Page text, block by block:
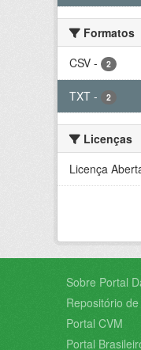
Formatos
CSV - 2
TXT - 2
Licenças
Licença
Sobre Portal
Repositório
Portal CVM
Portal